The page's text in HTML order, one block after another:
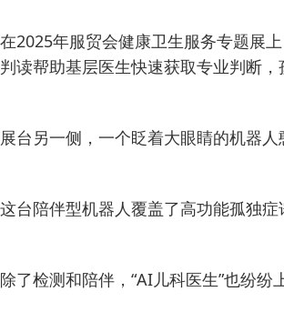
在2025年服贸会健康卫生服务专题展
判读帮助基层医生快速获取专业判断
展台另一侧，一个眨着大眼睛的机器
这台陪伴型机器人覆盖了高功能孤独
除了检测和陪伴，“AI儿科医生”也纷纷